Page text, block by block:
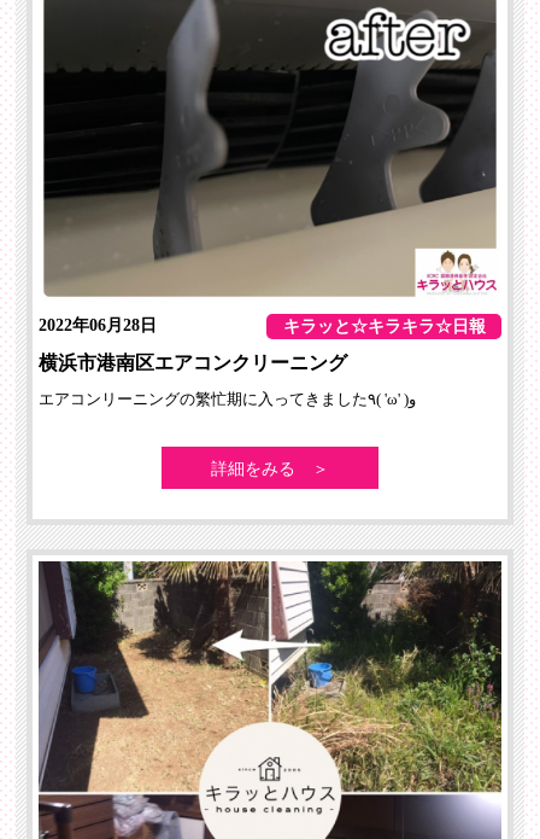
2022年06月28日 キラッと☆キラキラ☆日報
横浜市港南区エアコンクリーニング
エアコンリーニングの繁忙期に入ってきました٩( 'ω' )و
詳細をみる ＞